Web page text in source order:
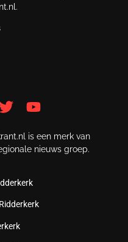
is een merk van
nieuws groep.